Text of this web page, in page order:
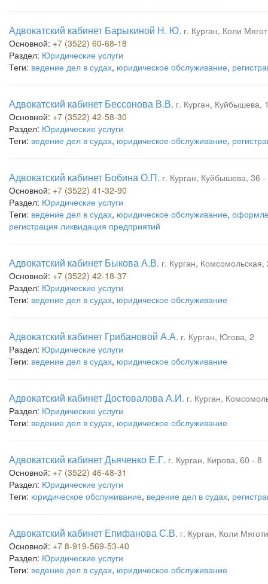
Адвокатский кабинет Барыкиной Н. Ю. г. Курган, Коли
Основной: +7 (3522) 60-68-18
Раздел: Юридические услуги
Теги: ведение дел в судах, юридическое обслуживание,
Адвокатский кабинет Бессонова В.В. г. Курган, Куйбышева,
Основной: +7 (3522) 42-58-30
Раздел: Юридические услуги
Теги: ведение дел в судах, юридическое обслуживание,
Адвокатский кабинет Бобина О.П. г. Курган, Куйбышева, 36
Основной: +7 (3522) 41-32-90
Раздел: Юридические услуги
Теги: ведение дел в судах, юридическое обслуживание,
регистрация ликвидация предприятий
Адвокатский кабинет Быкова А.В. г. Курган,
Основной: +7 (3522) 42-18-37
Раздел: Юридические услуги
Теги: ведение дел в судах, юридическое обслуживание
Адвокатский кабинет Грибановой А.А. г. Курган, Югова, 2
Раздел: Юридические услуги
Теги: ведение дел в судах, юридическое обслуживание
Адвокатский кабинет Достовалова А.И. г. Курган,
Раздел: Юридические услуги
Теги: ведение дел в судах, юридическое обслуживание
Адвокатский кабинет Дьяченко Е.Г. г. Курган, Кирова, 60 - 8
Основной: +7 (3522) 46-48-31
Раздел: Юридические услуги
Теги: юридическое обслуживание, ведение дел в судах,
Адвокатский кабинет Епифанова С.В. г. Курган, Коли
Основной: +7 8-919-569-53-40
Раздел: Юридические услуги
Теги: ведение дел в судах, юридическое обслуживание